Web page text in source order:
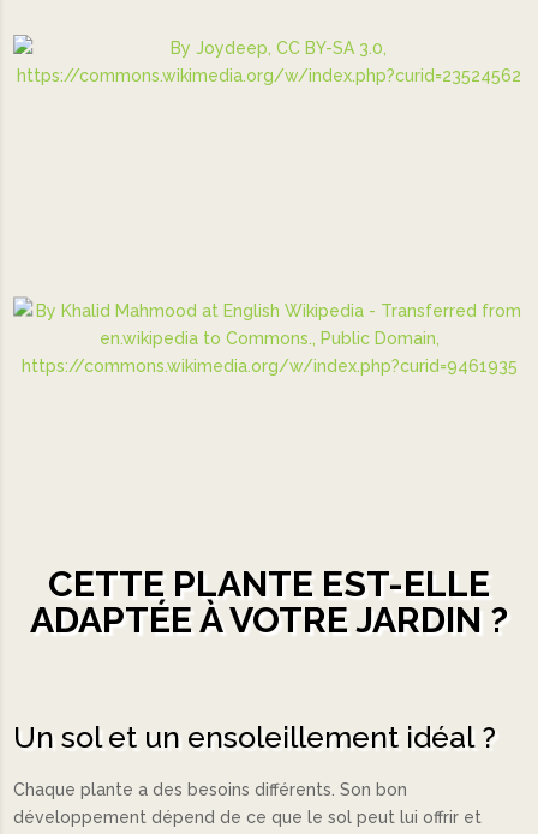
CETTE PLANTE EST-ELLE
ADAPTÉE À VOTRE JARDIN ?
Un sol et un ensoleillement idéal ?
Chaque plante a des besoins différents. Son bon
développement dépend de ce que le sol peut lui offrir et